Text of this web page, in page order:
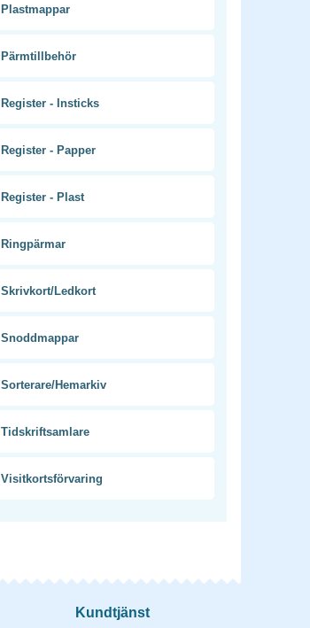
Plastmappar
Pärmtillbehör
Register - Insticks
Register - Papper
Register - Plast
Ringpärmar
Skrivkort/Ledkort
Snoddmappar
Sorterare/Hemarkiv
Tidskriftsamlare
Visitkortsförvaring
Kundtjänst